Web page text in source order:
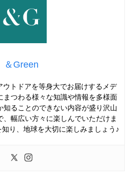
＆Green
ウトドアを等身大でお届けするメデ
まつわる様々な知識や情報を多様面
知ることのできない内容が盛り沢山
、幅広い方々に楽しんでいただけま
り、地球を大切に楽しみましょう♪